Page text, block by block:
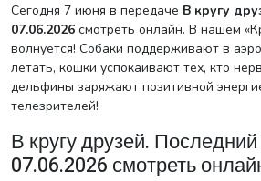
Сегодня 7 июня в передаче В кругу
07.06.2026 смотреть онлайн. В нашем
волнуется! Собаки поддерживают в
летать, кошки успокаивают тех, кто
дельфины заряжают позитивной
телезрителей!
В кругу друзей.
07.06.2026 смотреть